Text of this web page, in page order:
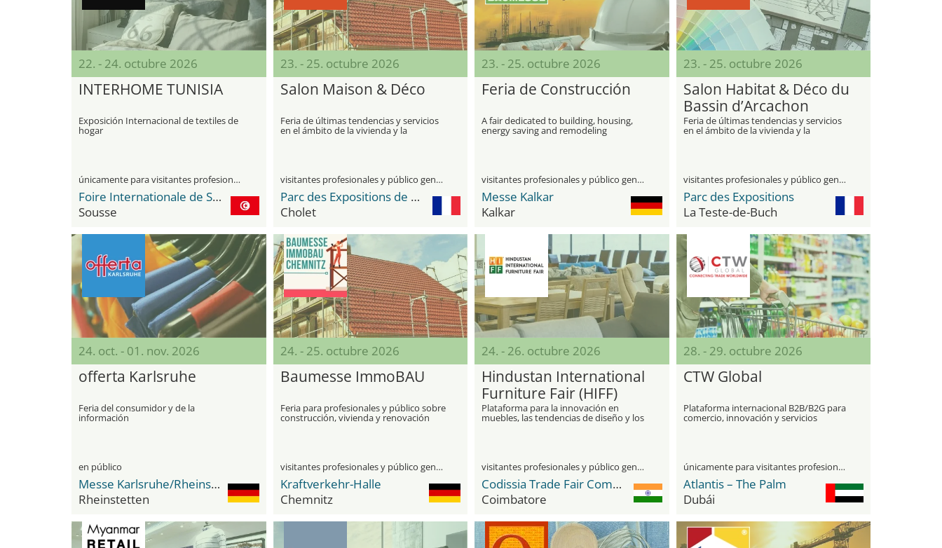
22. - 24. octubre 2026
INTERHOME TUNISIA
Exposición Internacional de textiles de
hogar
únicamente para visitantes profesionales
Foire Internationale de Sousse
Sousse
23. - 25. octubre 2026
Salon Maison & Déco
Feria de últimas tendencias y servicios
en el ámbito de la vivienda y la
visitantes profesionales y público general
Parc des Expositions de Cholet, La Meilleraie
Cholet
23. - 25. octubre 2026
Feria de Construcción
A fair dedicated to building, housing,
energy saving and remodeling
visitantes profesionales y público general
Messe Kalkar
Kalkar
23. - 25. octubre 2026
Salon Habitat & Déco du
Bassin d’Arcachon
Feria de últimas tendencias y servicios
en el ámbito de la vivienda y la
visitantes profesionales y público general
Parc des Expositions
La Teste-de-Buch
24. oct. - 01. nov. 2026
offerta Karlsruhe
Feria del consumidor y de la
información
en público
Messe Karlsruhe/Rheinstetten
Rheinstetten
24. - 25. octubre 2026
Baumesse ImmoBAU
Feria para profesionales y público sobre
construcción, vivienda y renovación
visitantes profesionales y público general
Kraftverkehr-Halle
Chemnitz
24. - 26. octubre 2026
Hindustan International
Furniture Fair (HIFF)
Plataforma para la innovación en
muebles, las tendencias de diseño y los
visitantes profesionales y público general
Codissia Trade Fair Complex
Coimbatore
28. - 29. octubre 2026
CTW Global
Plataforma internacional B2B/B2G para
comercio, innovación y servicios
únicamente para visitantes profesionales
Atlantis – The Palm
Dubái